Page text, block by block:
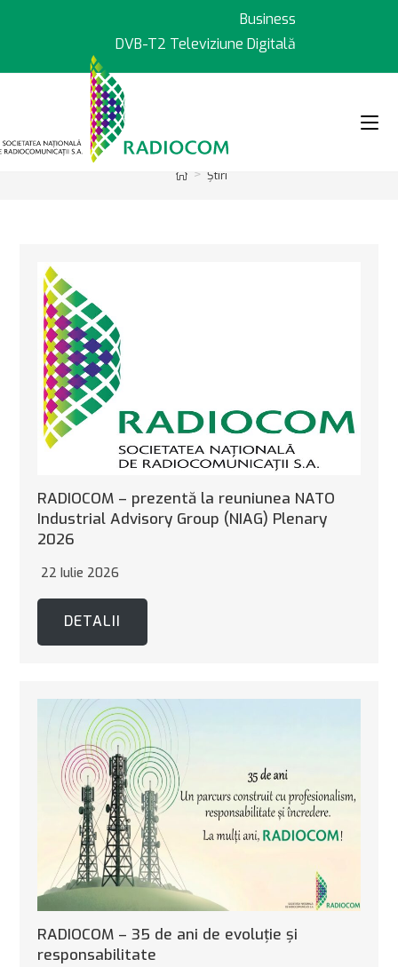
Business
DVB-T2 Televiziune Digitală
> Știri
RADIOCOM – prezentă la reuniunea NATO
Industrial Advisory Group (NIAG) Plenary
2026
22 Iulie 2026
DETALII
RADIOCOM – 35 de ani de evoluție și
responsabilitate